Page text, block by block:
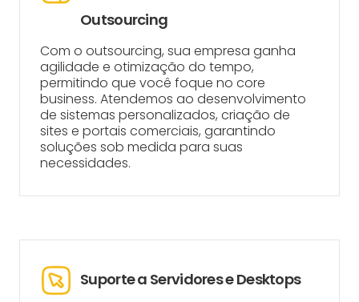
Outsourcing
Com o outsourcing, sua empresa ganha
agilidade e otimização do tempo,
permitindo que você foque no core
business. Atendemos ao desenvolvimento
de sistemas personalizados, criação de
sites e portais comerciais, garantindo
soluções sob medida para suas
necessidades.
Suporte a Servidores e Desktops